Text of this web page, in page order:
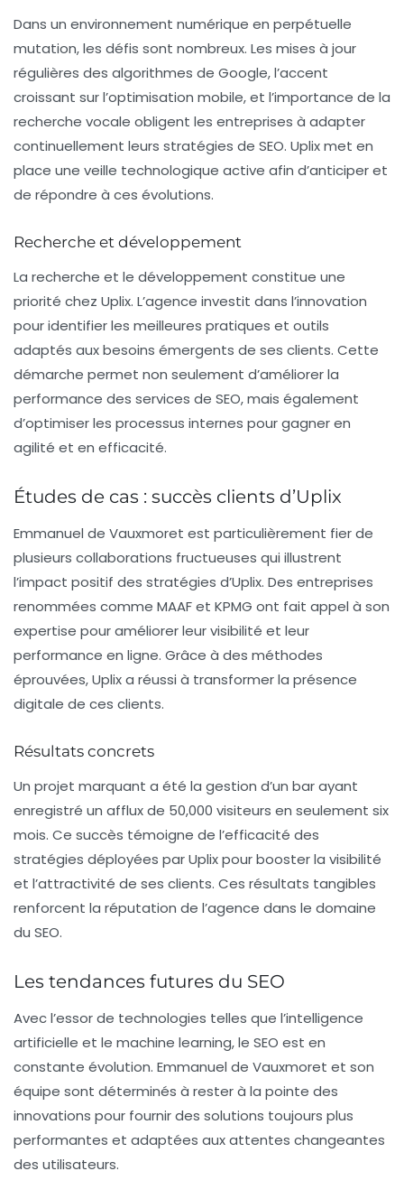
Dans un environnement numérique en perpétuelle
mutation, les défis sont nombreux. Les mises à jour
régulières des algorithmes de Google, l’accent
croissant sur l’optimisation mobile, et l’importance de la
recherche vocale obligent les entreprises à adapter
continuellement leurs stratégies de SEO. Uplix met en
place une veille technologique active afin d’anticiper et
de répondre à ces évolutions.
Recherche et développement
La recherche et le développement constitue une
priorité chez Uplix. L’agence investit dans l’innovation
pour identifier les meilleures pratiques et outils
adaptés aux besoins émergents de ses clients. Cette
démarche permet non seulement d’améliorer la
performance des services de SEO, mais également
d’optimiser les processus internes pour gagner en
agilité et en efficacité.
Études de cas : succès clients d’Uplix
Emmanuel de Vauxmoret est particulièrement fier de
plusieurs collaborations fructueuses qui illustrent
l’impact positif des stratégies d’Uplix. Des entreprises
renommées comme MAAF et KPMG ont fait appel à son
expertise pour améliorer leur visibilité et leur
performance en ligne. Grâce à des méthodes
éprouvées, Uplix a réussi à transformer la présence
digitale de ces clients.
Résultats concrets
Un projet marquant a été la gestion d’un bar ayant
enregistré un afflux de 50,000 visiteurs en seulement six
mois. Ce succès témoigne de l’efficacité des
stratégies déployées par Uplix pour booster la visibilité
et l’attractivité de ses clients. Ces résultats tangibles
renforcent la réputation de l’agence dans le domaine
du SEO.
Les tendances futures du SEO
Avec l’essor de technologies telles que l’intelligence
artificielle et le machine learning, le SEO est en
constante évolution. Emmanuel de Vauxmoret et son
équipe sont déterminés à rester à la pointe des
innovations pour fournir des solutions toujours plus
performantes et adaptées aux attentes changeantes
des utilisateurs.